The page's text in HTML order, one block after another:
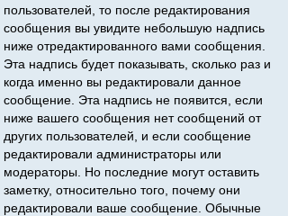
пользователей, то после редактирования
сообщения вы увидите небольшую надпись
ниже отредактированного вами сообщения.
Эта надпись будет показывать, сколько раз и
когда именно вы редактировали данное
сообщение. Эта надпись не появится, если
ниже вашего сообщения нет сообщений от
других пользователей, и если сообщение
редактировали администраторы или
модераторы. Но последние могут оставить
заметку, относительно того, почему они
редактировали ваше сообщение. Обычные